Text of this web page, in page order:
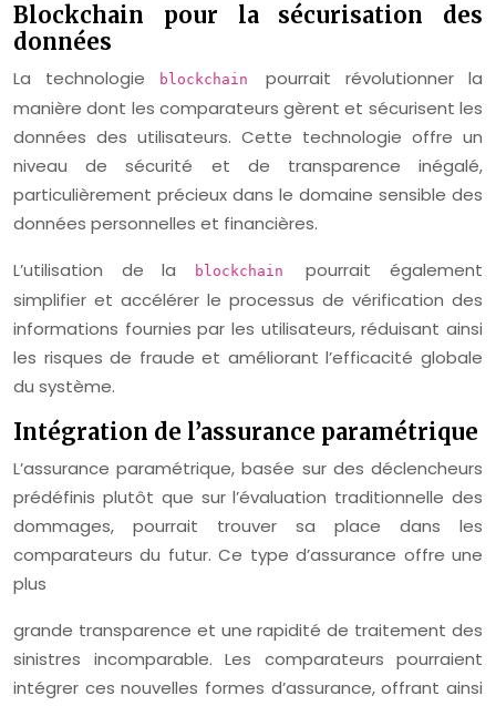
Blockchain pour la sécurisation des
données
La technologie blockchainpourrait révolutionner la
manière dont les comparateurs gèrent et sécurisent les
données des utilisateurs. Cette technologie offre un
niveau de sécurité et de transparence inégalé,
particulièrement précieux dans le domaine sensible des
données personnelles et financières.
L’utilisation de la
blockchainpourrait également
simplifier et accélérer le processus de vérification des
informations fournies par les utilisateurs, réduisant ainsi
les risques de fraude et améliorant l’efficacité globale
du système.
Intégration de l’assurance paramétrique
L’assurance paramétrique, basée sur des déclencheurs
prédéfinis plutôt que sur l’évaluation traditionnelle des
dommages, pourrait trouver sa place dans les
comparateurs du futur. Ce type d’assurance offre une
plus
grande transparence et une rapidité de traitement des
sinistres incomparable. Les comparateurs pourraient
intégrer ces nouvelles formes d’assurance, offrant ainsi